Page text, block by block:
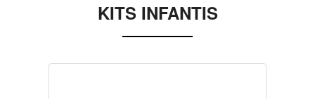
KITS INFANTIS